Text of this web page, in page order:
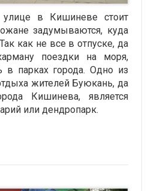
в Кишиневе стоит
задумываются, куда
как не все в отпуске, да
поездки на моря,
в парках города. Одно из
жителей Буюкань, да
Кишинева, является
или дендропарк.